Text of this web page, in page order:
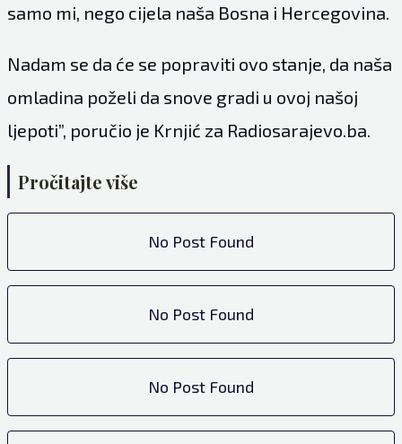
samo mi, nego cijela naša Bosna i Hercegovina.
Nadam se da će se popraviti ovo stanje, da naša
omladina poželi da snove gradi u ovoj našoj
ljepoti”, poručio je Krnjić za Radiosarajevo.ba.
Pročitajte više
No Post Found
No Post Found
No Post Found